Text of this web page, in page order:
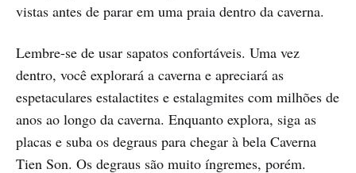
vistas antes de parar em uma praia dentro da caverna.
Lembre-se de usar sapatos confortáveis. Uma vez
dentro, você explorará a caverna e apreciará as
espetaculares estalactites e estalagmites com milhões de
anos ao longo da caverna. Enquanto explora, siga as
placas e suba os degraus para chegar à bela Caverna
Tien Son. Os degraus são muito íngremes, porém.